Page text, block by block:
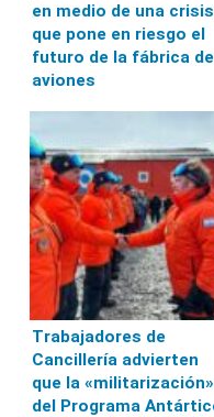
en medio de una crisis
que pone en riesgo el
futuro de la fábrica de
aviones
Trabajadores de
Cancillería advierten
que la «militarización»
del Programa